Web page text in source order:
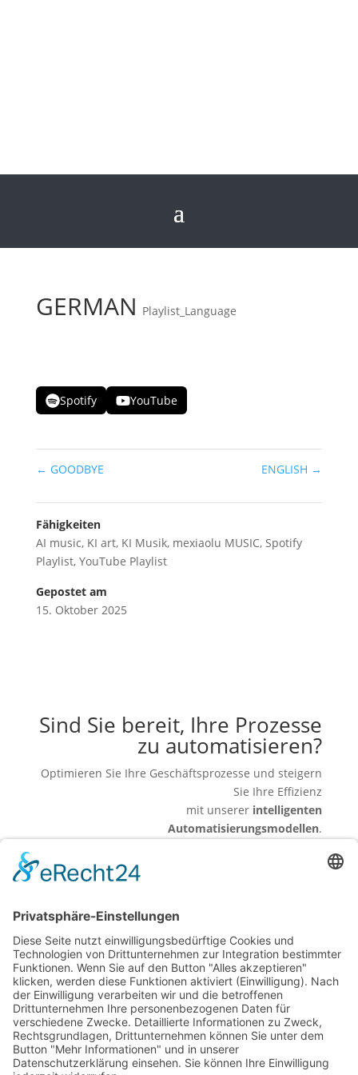
GERMAN Playlist_Language
Spotify YouTube
← GOODBYE ENGLISH →
Fähigkeiten
AI music, KI art, KI Musik, mexiaolu MUSIC, Spotify
Playlist, YouTube Playlist
Gepostet am
15. Oktober 2025
Sind Sie bereit, Ihre Prozesse
zu automatisieren?
Optimieren Sie Ihre Geschäftsprozesse und steigern
Sie Ihre Effizienz
mit unserer intelligenten
Automatisierungsmodellen.
wie wir Ihre Abläufe messbar verbessern können.
Jetzt Kontakt aufnehmen